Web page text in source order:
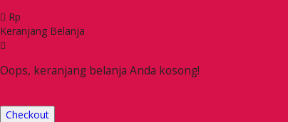
Rp
Keranjang Belanja
Oops, keranjang belanja Anda kosong!
Checkout